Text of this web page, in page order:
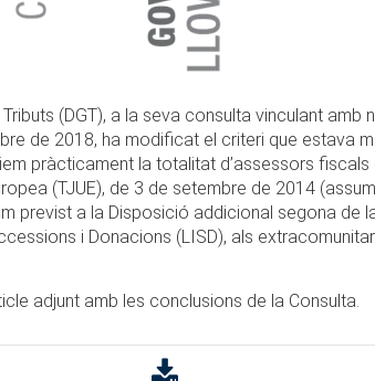
(DGT), a la seva consulta vinculant amb
de 2018, ha modificat el criteri que estava
pràcticament la totalitat d’assessors fiscals
(TJUE), de 3 de setembre de 2014
previst a la Disposició addicional segona de
i Donacions (LISD), als
adjunt amb les conclusions de la Consulta.